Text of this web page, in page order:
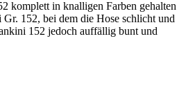
komplett in knalligen Farben gehalten
152, bei dem die Hose schlicht und
152 jedoch auffällig bunt und